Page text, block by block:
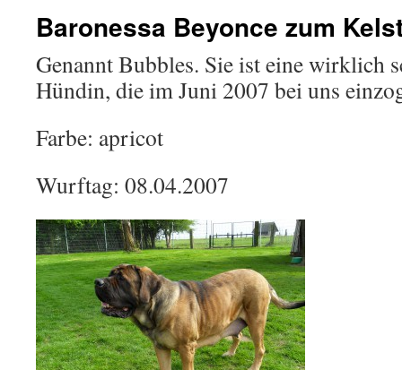
Baronessa Beyonce zum
Genannt Bubbles. Sie ist eine wirklich
Hündin, die im Juni 2007 bei uns
Farbe: apricot
Wurftag: 08.04.2007